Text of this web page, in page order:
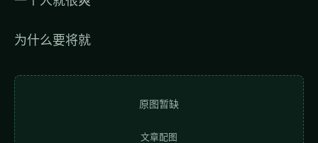
为什么要将就
原图暂缺
文章配图